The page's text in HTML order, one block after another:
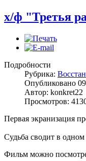
х/ф "Третья
Подробности
Рубрика:
Опубликовано
Автор: konkret22
Просмотров:
Первая экранизация
Судьба сводит в
Фильм можно